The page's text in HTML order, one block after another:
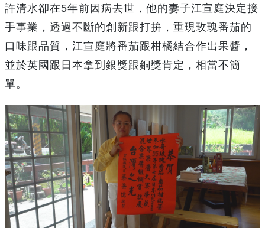
許清水卻在5年前因病去世，他的妻子江宣庭決定接
手事業，透過不斷的創新跟打拚，重現玫瑰番茄的
口味跟品質，江宣庭將番茄跟柑橘結合作出果醬，
並於英國跟日本拿到銀獎跟銅獎肯定，相當不簡
單。